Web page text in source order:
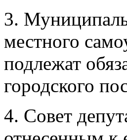
3.
местного
подлежат
городского
4. Совет